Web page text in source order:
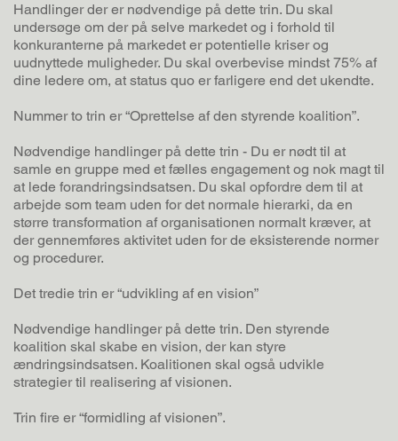
Handlinger der er nødvendige på dette trin. Du skal
undersøge om der på selve markedet og i forhold til
konkuranterne på markedet er potentielle kriser og
uudnyttede muligheder. Du skal overbevise mindst 75% af
dine ledere om, at status quo er farligere end det ukendte.
Nummer to trin er “Oprettelse af den styrende koalition”.
Nødvendige handlinger på dette trin - Du er nødt til at
samle en gruppe med et fælles engagement og nok magt til
at lede forandringsindsatsen. Du skal opfordre dem til at
arbejde som team uden for det normale hierarki, da en
større transformation af organisationen normalt kræver, at
der gennemføres aktivitet uden for de eksisterende normer
og procedurer.
Det tredie trin er “udvikling af en vision”
Nødvendige handlinger på dette trin. Den styrende
koalition skal skabe en vision, der kan styre
ændringsindsatsen. Koalitionen skal også udvikle
strategier til realisering af visionen.
Trin fire er “formidling af visionen”.